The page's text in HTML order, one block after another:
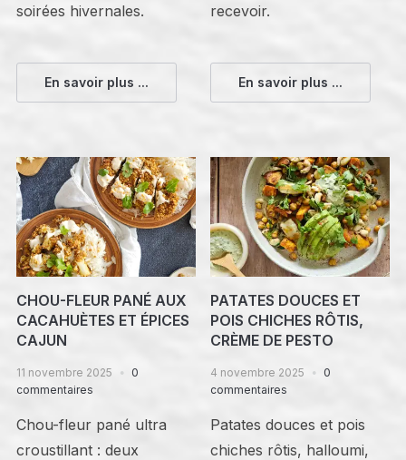
soirées hivernales.
En savoir plus ...
recevoir.
En savoir plus ...
CHOU-FLEUR PANÉ AUX
CACAHUÈTES ET ÉPICES
CAJUN
11 novembre 2025
0
commentaires
Chou-fleur pané ultra
croustillant : deux
PATATES DOUCES ET
POIS CHICHES RÔTIS,
CRÈME DE PESTO
4 novembre 2025
0
commentaires
Patates douces et pois
chiches rôtis, halloumi,